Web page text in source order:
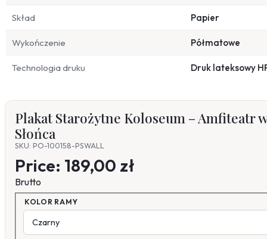
Skład Papier
Wykończenie Półmatowe
Technologia druku Druk lateksowy
Plakat Starożytne Koloseum – Amfiteatr
Słońca
SKU: PO-100158-PSWALL
Price: 189,00 zł
Brutto
KOLOR RAMY